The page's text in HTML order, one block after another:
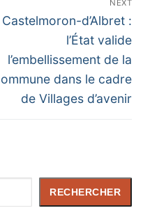
NEXT
Next
Castelmoron-d’Albret :
l’État valide
l’embellissement de la
dans le cadre
de Villages d’avenir
RECHERCHER